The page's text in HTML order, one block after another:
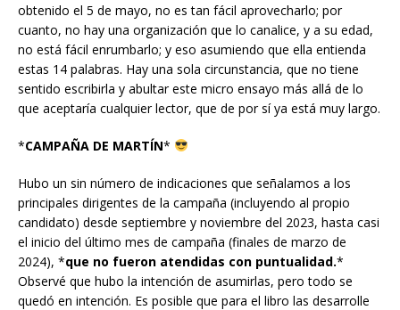
obtenido el 5 de mayo, no es tan fácil aprovecharlo; por
cuanto, no hay una organización que lo canalice, y a su edad,
no está fácil enrumbarlo; y eso asumiendo que ella entienda
estas 14 palabras. Hay una sola circunstancia, que no tiene
sentido escribirla y abultar este micro ensayo más allá de lo
que aceptaría cualquier lector, que de por sí ya está muy largo.
*CAMPAÑA DE MARTÍN*
Hubo un sin número de indicaciones que señalamos a los
principales dirigentes de la campaña (incluyendo al propio
candidato) desde septiembre y noviembre del 2023, hasta casi
el inicio del último mes de campaña (finales de marzo de
2024), *que no fueron atendidas con puntualidad.*
Observé que hubo la intención de asumirlas, pero todo se
quedó en intención. Es posible que para el libro las desarrolle